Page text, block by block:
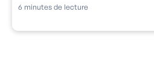
6 minutes de lecture